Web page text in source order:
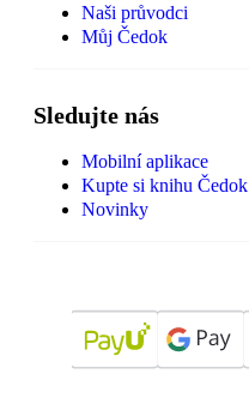
Naši průvodci
Můj Čedok
Sledujte nás
Mobilní aplikace
Kupte si knihu Čedok
Novinky